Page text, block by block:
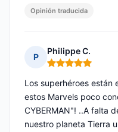
Opinión traducida
P
Philippe C.
Nota: 5 de 5
Los superhéroes están
estos Marvels poco
CYBERMAN"! ..A falta
nuestro planeta Tierra